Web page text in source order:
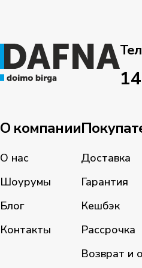
О компании
О нас
Шоурумы
Блог
Контакты
Доставка
Гарантия
Кешбэк
Рассрочка
Возврат и